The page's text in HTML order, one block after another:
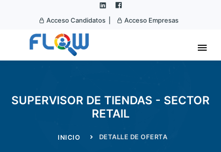
Acceso Candidatos | Acceso Empresas
SUPERVISOR DE TIENDAS - SECTOR
RETAIL
INICIO DETALLE DE OFERTA